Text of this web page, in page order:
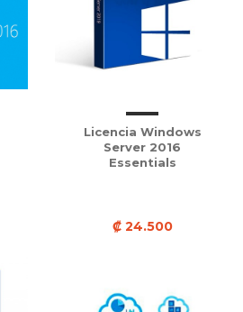
Licencia Windows
Server 2016
Essentials
₡ 24.500